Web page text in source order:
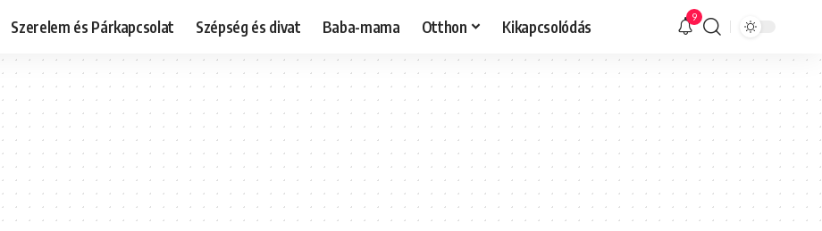
Szerelem és Párkapcsolat Szépség és divat Baba-mama Otthon Kikapcsolódás 9